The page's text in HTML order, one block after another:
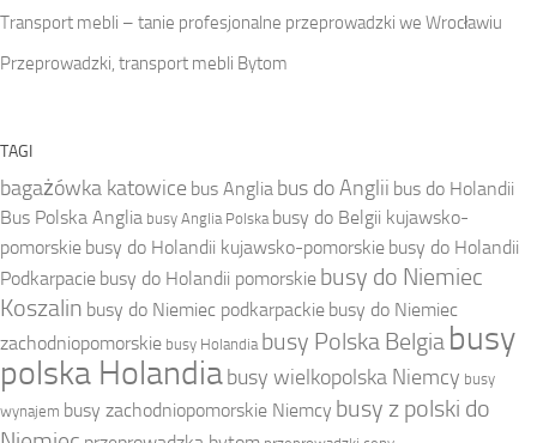
Transport mebli – tanie profesjonalne przeprowadzki we Wrocławiu
Przeprowadzki, transport mebli Bytom
TAGI
bagażówka katowice bus Anglia bus do Anglii bus do Holandii
Bus Polska Anglia busy Anglia Polska busy do Belgii kujawsko-
pomorskie busy do Holandii kujawsko-pomorskie busy do Holandii
Podkarpacie busy do Holandii pomorskie busy do Niemiec
Koszalin busy do Niemiec podkarpackie busy do Niemiec
zachodniopomorskie busy Holandia busy Polska Belgia busy
polska Holandiabusy wielkopolska Niemcy busy
wynajem busy zachodniopomorskie Niemcy busy z polski do